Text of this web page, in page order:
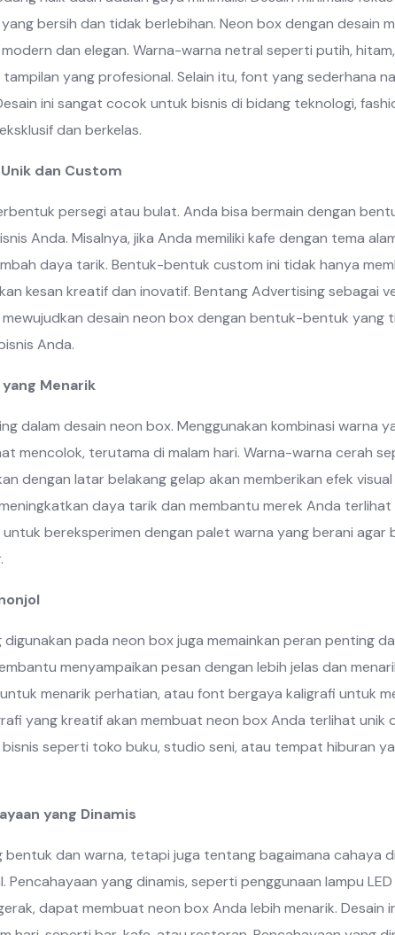
bersih dan tidak berlebihan. Neon box dengan desain
dan elegan. Warna-warna netral seperti putih,
yang profesional. Selain itu, font yang sederhana
ini sangat cocok untuk bisnis di bidang teknologi,
dan berkelas.
dan Custom
persegi atau bulat. Anda bisa bermain dengan
Anda. Misalnya, jika Anda memiliki kafe dengan tema
daya tarik. Bentuk-bentuk custom ini tidak hanya
kesan kreatif dan inovatif. Bentang Advertising sebagai
desain neon box dengan bentuk-bentuk yang
Anda.
Menarik
dalam desain neon box. Menggunakan kombinasi warna
mencolok, terutama di malam hari. Warna-warna cerah
dengan latar belakang gelap akan memberikan efek
daya tarik dan membantu merek Anda terlihat
bereksperimen dengan palet warna yang berani agar
pada neon box juga memainkan peran penting
menyampaikan pesan dengan lebih jelas dan
menarik perhatian, atau font bergaya kaligrafi untuk
yang kreatif akan membuat neon box Anda terlihat unik
seperti toko buku, studio seni, atau tempat hiburan
yang Dinamis
dan warna, tetapi juga tentang bagaimana cahaya
Pencahayaan yang dinamis, seperti penggunaan lampu
dapat membuat neon box Anda lebih menarik. Desain